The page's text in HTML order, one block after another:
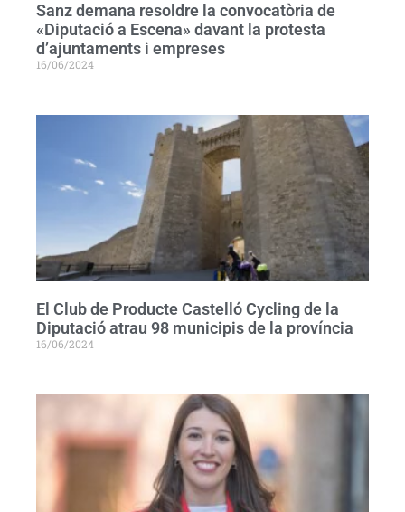
Sanz demana resoldre la convocatòria de
«Diputació a Escena» davant la protesta
d’ajuntaments i empreses
16/06/2024
El Club de Producte Castelló Cycling de la
Diputació atrau 98 municipis de la província
16/06/2024